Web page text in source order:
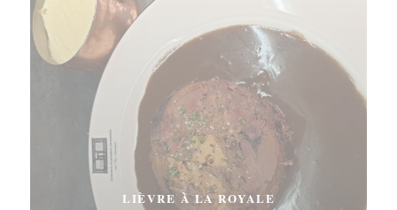
LIÈVRE À LA ROYALE